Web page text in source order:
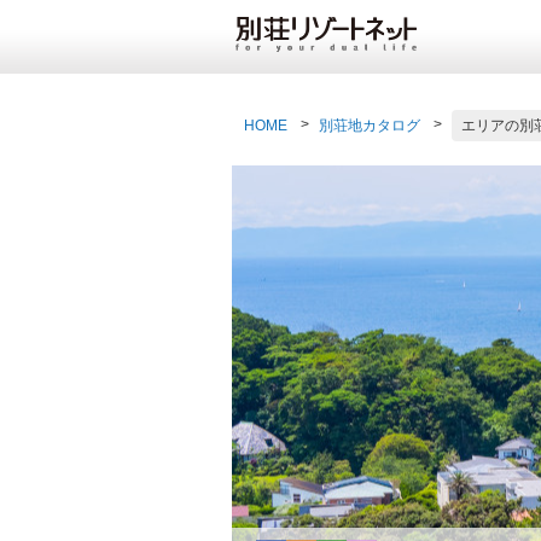
HOME 別荘地カタログ エリアの別